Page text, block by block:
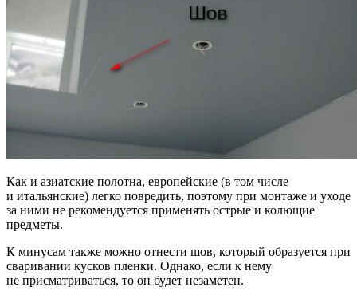
Как и азиатские полотна, европейские (в том числе
и итальянские) легко повредить, поэтому при монтаже и уходе
за ними не рекомендуется применять острые и колющие
предметы.
К минусам также можно отнести шов, который образуется при
сваривании кусков пленки. Однако, если к нему
не присматриваться, то он будет незаметен.